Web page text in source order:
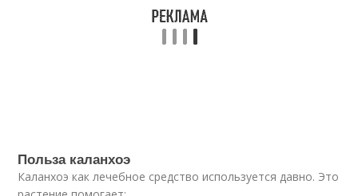
Польза каланхоэ
Каланхоэ как лечебное средство используется давно. Это